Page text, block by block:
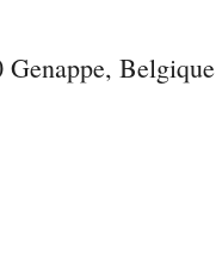
Genappe, Belgique